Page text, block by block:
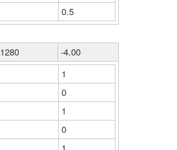
0.5
1280
-4.00
1
0
1
0